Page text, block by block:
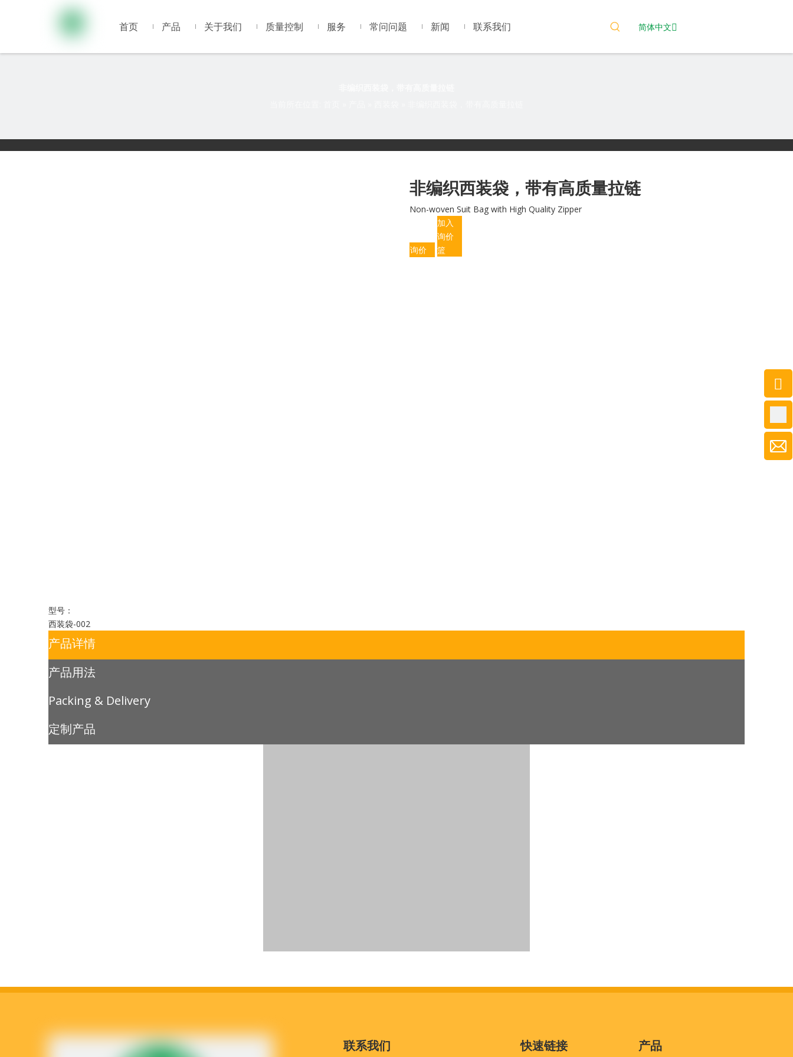
首页 产品 关于我们 质量控制 服务 常问问题 新闻 联系我们 简体中文
非编织西装袋，带有高质量拉链
Non-woven Suit Bag with High Quality Zipper
询价
加入
询价
篮
型号：
西装袋-002
产品详情
产品用法
Packing & Delivery
定制产品
非编织西装袋，带有高质量拉链
联系我们 快速链接 产品